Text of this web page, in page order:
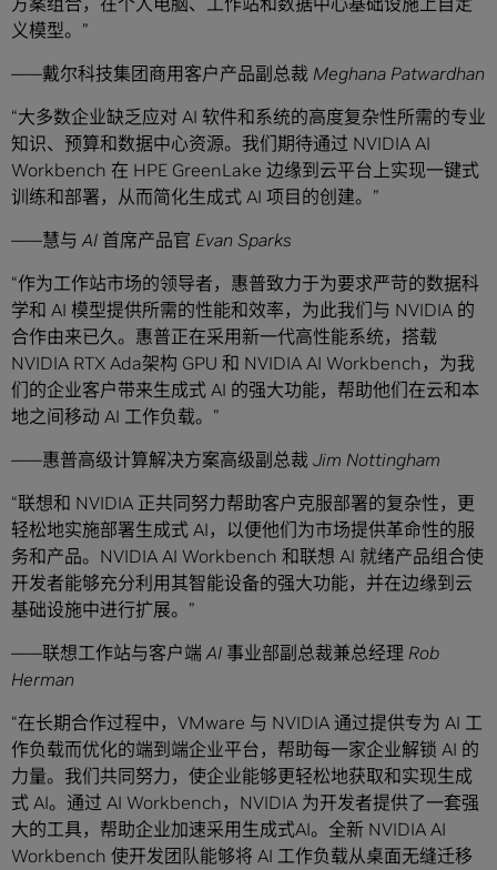
义模型。”
——戴尔科技集团商用客户产品副总裁 Meghana Patwardhan
“大多数企业缺乏应对 AI 软件和系统的高度复杂性所需的专业
知识、预算和数据中心资源。我们期待通过 NVIDIA AI
Workbench 在 HPE GreenLake 边缘到云平台上实现一键式
训练和部署，从而简化生成式 AI 项目的创建。”
——慧与 AI 首席产品官 Evan Sparks
“作为工作站市场的领导者，惠普致力于为要求严苛的数据科
学和 AI 模型提供所需的性能和效率，为此我们与 NVIDIA 的
合作由来已久。惠普正在采用新一代高性能系统，搭载
NVIDIA RTX Ada架构 GPU 和 NVIDIA AI Workbench，为我
们的企业客户带来生成式 AI 的强大功能，帮助他们在云和本
地之间移动 AI 工作负载。”
——惠普高级计算解决方案高级副总裁 Jim Nottingham
“联想和 NVIDIA 正共同努力帮助客户克服部署的复杂性，更
轻松地实施部署生成式 AI，以便他们为市场提供革命性的服
务和产品。NVIDIA AI Workbench 和联想 AI 就绪产品组合使
开发者能够充分利用其智能设备的强大功能，并在边缘到云
基础设施中进行扩展。”
——联想工作站与客户端AI 事业部副总裁兼总经理 Rob
Herman
“在长期合作过程中，VMware 与 NVIDIA 通过提供专为 AI 工
作负载而优化的端到端企业平台，帮助每一家企业解锁 AI 的
力量。我们共同努力，使企业能够更轻松地获取和实现生成
式 AI。通过 AI Workbench，NVIDIA 为开发者提供了一套强
大的工具，帮助企业加速采用生成式AI。全新 NVIDIA AI
Workbench 使开发团队能够将 AI 工作负载从桌面无缝迁移